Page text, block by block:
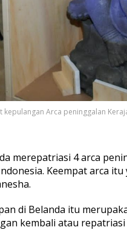
Arca peninggalan
merepatriasi 4 arca
Keempat arca itu
di Belanda itu
kembali atau